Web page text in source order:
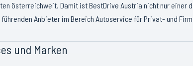
österreichweit. Damit ist BestDrive Austria nicht nur einer
Anbieter im Bereich Autoservice für Privat- und
und Marken